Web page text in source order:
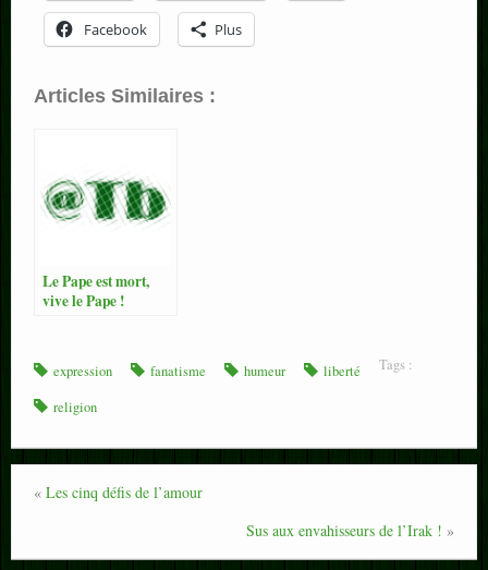
Facebook Plus
Articles Similaires :
Le Pape est mort,
vive le Pape !
Tags :
expression fanatisme humeur
liberté
religion
« Les cinq défis de l’amour
Sus aux envahisseurs de l’Irak ! »